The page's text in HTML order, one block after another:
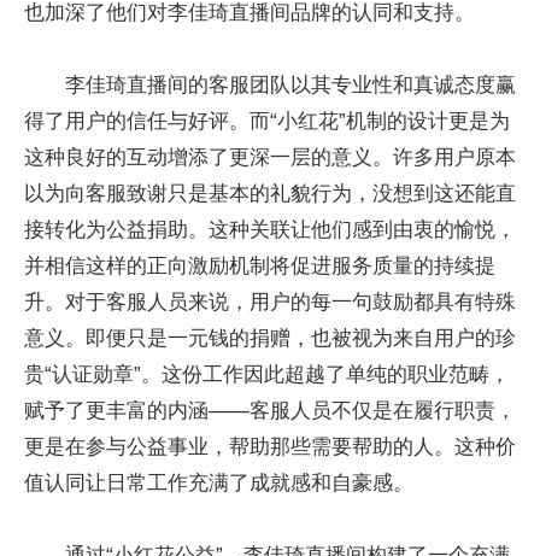
也加深了他们对李佳琦直播间品牌的认同和支持。
李佳琦直播间的客服团队以其专业性和真诚态度赢
得了用户的信任与好评。而“小红花”机制的设计更是为
这种良好的互动增添了更深一层的意义。许多用户原本
以为向客服致谢只是基本的礼貌行为，没想到这还能直
接转化为公益捐助。这种关联让他们感到由衷的愉悦，
并相信这样的正向激励机制将促进服务质量的持续提
升。对于客服人员来说，用户的每一句鼓励都具有特殊
意义。即便只是一元钱的捐赠，也被视为来自用户的珍
贵“认证勋章”。这份工作因此超越了单纯的职业范畴，
赋予了更丰富的内涵——客服人员不仅是在履行职责，
更是在参与公益事业，帮助那些需要帮助的人。这种价
值认同让日常工作充满了成就感和自豪感。